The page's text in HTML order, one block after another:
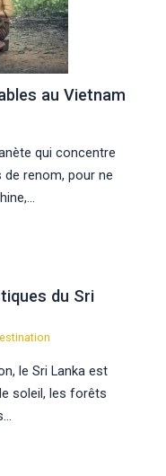
au Vietnam
qui concentre
renom, pour ne
du Sri
le Sri Lanka est
soleil, les forêts